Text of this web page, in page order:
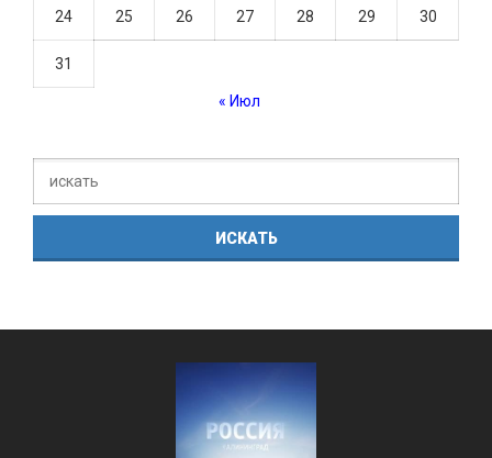
24 25 26 27 28 29 30
31
« Июл